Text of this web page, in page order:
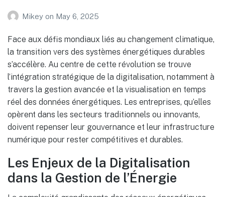
Mikey on May 6, 2025
Face aux défis mondiaux liés au changement climatique,
la transition vers des systèmes énergétiques durables
s’accélère. Au centre de cette révolution se trouve
l’intégration stratégique de la digitalisation, notamment à
travers la gestion avancée et la visualisation en temps
réel des données énergétiques. Les entreprises, qu’elles
opèrent dans les secteurs traditionnels ou innovants,
doivent repenser leur gouvernance et leur infrastructure
numérique pour rester compétitives et durables.
Les Enjeux de la Digitalisation
dans la Gestion de l’Énergie